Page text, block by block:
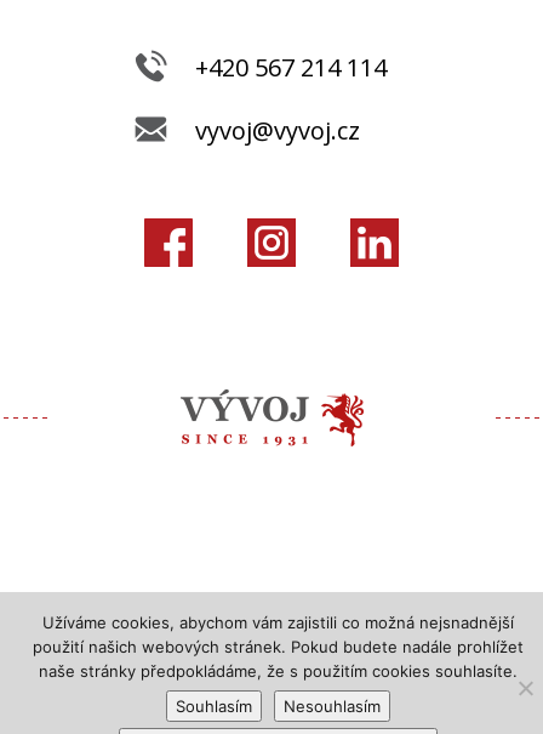
+420 567 214 114
vyvoj@vyvoj.cz
Užíváme cookies, abychom vám zajistili co možná nejsnadnější
použití našich webových stránek. Pokud budete nadále prohlížet
naše stránky předpokládáme, že s použitím cookies souhlasíte.
Souhlasím
Nesouhlasím